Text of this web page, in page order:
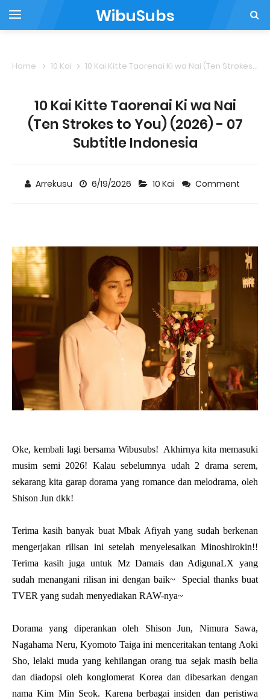
WibuSubs
Home 10 Kai 10 Kai Kitte Taorenai Ki wa Nai (Ten Strokes to You) (2026) - 07 Subtitle Indonesia
10 Kai Kitte Taorenai Ki wa Nai
(Ten Strokes to You) (2026) - 07
Subtitle Indonesia
Arrekusu 6/19/2026 10 Kai Comment
Oke, kembali lagi bersama Wibusubs! Akhirnya kita memasuki
musim semi 2026! Kalau sebelumnya udah 2 drama serem,
sekarang kita garap dorama yang romance dan melodrama, oleh
Shison Jun dkk!
Terima kasih banyak buat Mbak Afiyah yang sudah berkenan
mengerjakan rilisan ini setelah menyelesaikan Minoshirokin!!
Terima kasih juga untuk Mz Damais dan AdigunaLX yang
sudah menangani rilisan ini dengan baik~ Special thanks buat
TVER yang sudah menyediakan RAW-nya~
Dorama yang diperankan oleh Shison Jun, Nimura Sawa,
Nagahama Neru, Kyomoto Taiga ini menceritakan tentang Aoki
Sho, lelaki muda yang kehilangan orang tua sejak masih belia
dan diadopsi oleh konglomerat Korea dan dibesarkan dengan
nama Kim Min Seok. Karena berbagai insiden dan peristiwa